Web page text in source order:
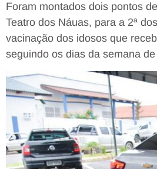
Foram montados dois pontos
Teatro dos Náuas, para a 2ª
vacinação dos idosos que
seguindo os dias da semana